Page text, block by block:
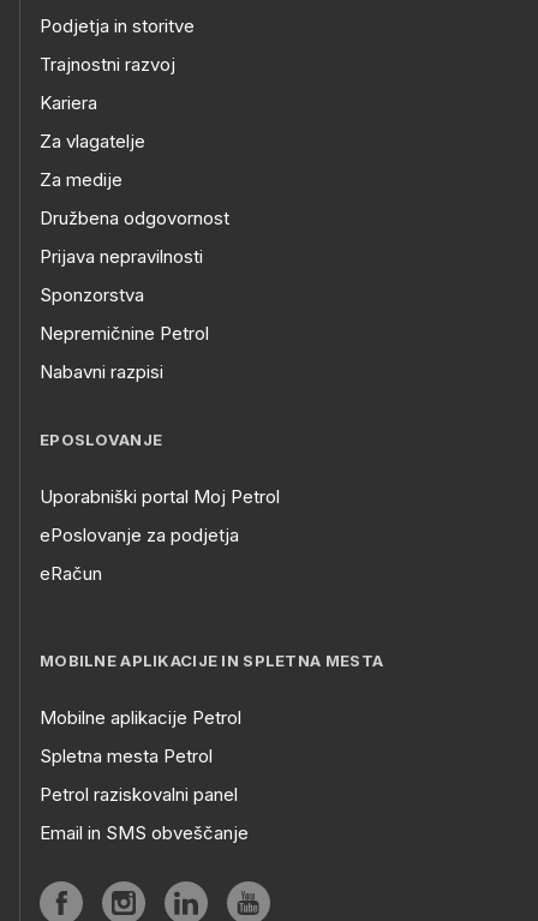
Podjetja in storitve
Trajnostni razvoj
Kariera
Za vlagatelje
Za medije
Družbena odgovornost
Prijava nepravilnosti
Sponzorstva
Nepremičnine Petrol
Nabavni razpisi
EPOSLOVANJE
Uporabniški portal Moj Petrol
ePoslovanje za podjetja
eRačun
MOBILNE APLIKACIJE IN SPLETNA MESTA
Mobilne aplikacije Petrol
Spletna mesta Petrol
Petrol raziskovalni panel
Email in SMS obveščanje